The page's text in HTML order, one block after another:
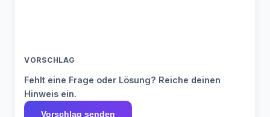
VORSCHLAG
Fehlt eine Frage oder Lösung? Reiche deinen
Hinweis ein.
Vorschlag senden